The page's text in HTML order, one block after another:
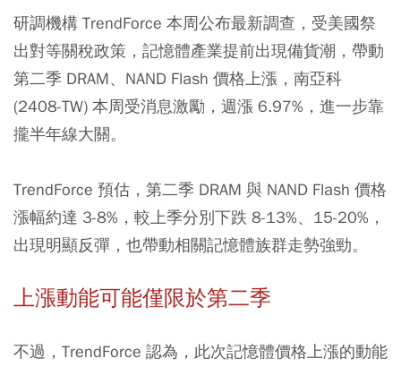
研調機構 TrendForce 本周公布最新調查，受美國祭
出對等關稅政策，記憶體產業提前出現備貨潮，帶動
第二季 DRAM、NAND Flash 價格上漲，南亞科
(2408-TW) 本周受消息激勵，週漲 6.97%，進一步靠
攏半年線大關。
TrendForce 預估，第二季 DRAM 與 NAND Flash 價格
漲幅約達 3-8%，較上季分別下跌 8-13%、15-20%，
出現明顯反彈，也帶動相關記憶體族群走勢強勁。
上漲動能可能僅限於第二季
不過，TrendForce 認為，此次記憶體價格上漲的動能